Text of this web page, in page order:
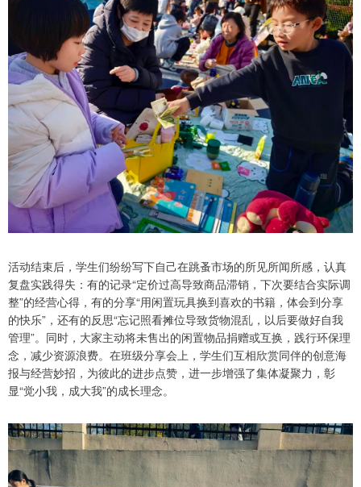
活动结束后，学生们纷纷写下自己在跳蚤市场的所见所闻所感，认真
复盘实践得失：有的记录“定价过高导致商品滞销，下次要结合实际调
整”的经营心得，有的分享“用闲置玩具换到喜欢的书籍，体会到分享
的快乐”，还有的反思“忘记照看摊位导致货物混乱，以后要做好自我
管理”。同时，大家主动将未售出的闲置物品捐赠或互换，践行环保理
念，减少资源浪费。在班级分享会上，学生们互相欣赏同伴的创意海
报与经营妙招，为彼此的进步点赞，进一步增强了集体凝聚力，彰
显“觉小我，成大我”的成长理念。